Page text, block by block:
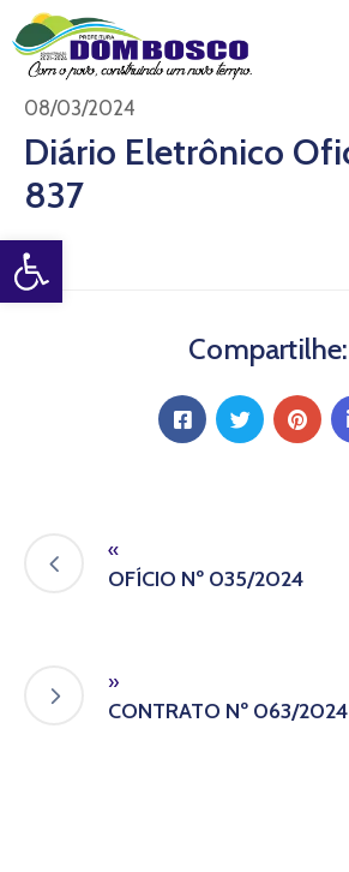
Open toolbar
Início
O
Município
Estrutura
Diário
08/03/2024
Diário Eletrônico
837
Compartilhe:
«
OFÍCIO Nº 035/2024
»
CONTRATO Nº 063/2024